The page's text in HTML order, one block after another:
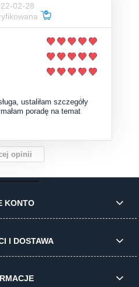
02-28
ustaliłam szczegóły
poradę na temat
opinii
KONTO
I DOSTAWA